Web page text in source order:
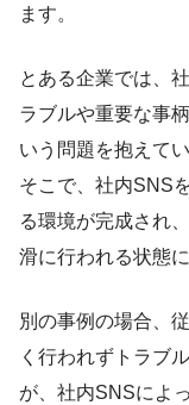
ます。
とある企業では、
ラブルや重要な事
いう問題を抱えてい
そこで、社内SNS
る環境が完成され
滑に行われる状態
別の事例の場合、
く行われずトラブ
が、社内SNSによ